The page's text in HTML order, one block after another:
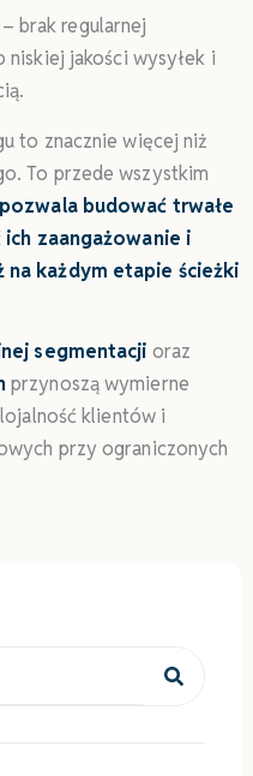
brak regularnej
jakości wysyłek i
to znacznie więcej niż
To przede wszystkim
budować trwałe
zaangażowanie i
każdym etapie ścieżki
segmentacji oraz
przynoszą wymierne
klientów i
przy ograniczonych